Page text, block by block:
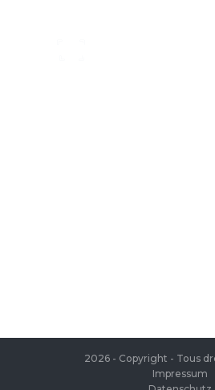
2026 - Copyright - Tous
Impressum